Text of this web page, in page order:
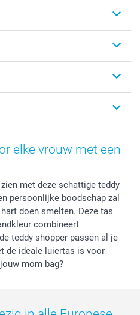
elke vrouw met een
met deze schattige teddy
persoonlijke boodschap zal
doen smelten. Deze tas
combineert
teddy shopper passen al je
de ideale luiertas is voor
mom bag?